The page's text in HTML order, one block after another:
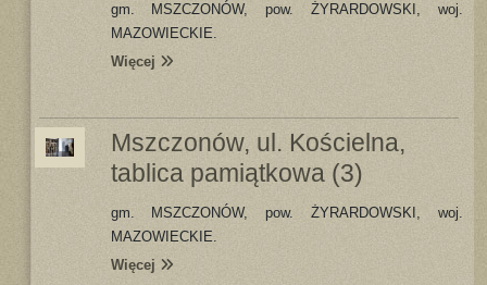
gm. MSZCZONÓW, pow. ŻYRARDOWSKI, woj.
MAZOWIECKIE.
Więcej
Mszczonów, ul. Kościelna,
tablica pamiątkowa (3)
gm. MSZCZONÓW, pow. ŻYRARDOWSKI, woj.
MAZOWIECKIE.
Więcej